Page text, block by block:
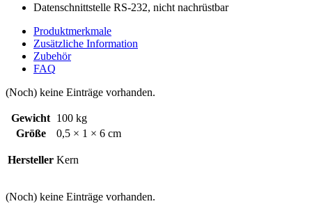
Datenschnittstelle RS-232, nicht nachrüstbar
Produktmerkmale
Zusätzliche Information
Zubehör
FAQ
(Noch) keine Einträge vorhanden.
Gewicht 100 kg
Größe
0,5 × 1 × 6 cm
Hersteller Kern
(Noch) keine Einträge vorhanden.